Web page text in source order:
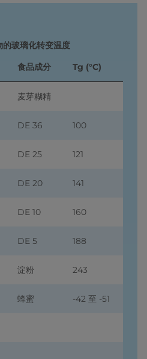
玻璃化转变温度
食品成分 Tg (°C)
麦芽糊精
DE 36 100
DE 25 121
DE 20 141
DE 10 160
DE 5 188
淀粉 243
蜂蜜 -42 至 -51